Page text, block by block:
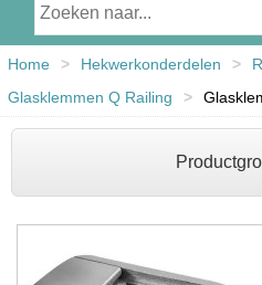
Home > Hekwerkonderdelen >
Glasklemmen Q Railing
>